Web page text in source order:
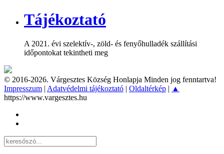
Tájékoztató
A 2021. évi szelektív-, zöld- és fenyőhulladék szállítási
időpontokat tekintheti meg
© 2016-2026. Várgesztes Község Honlapja Minden jog fenntartva!
Impresszum Adatvédelmi tájékoztató Oldaltérkép
▲
https://www.vargesztes.hu